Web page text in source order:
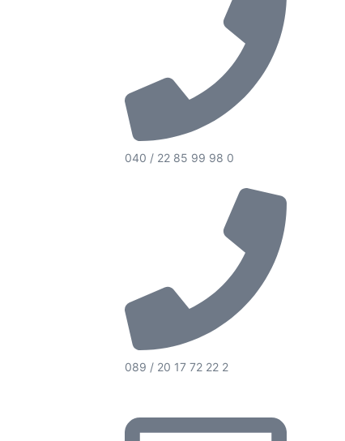
040 / 22 85 99 98 0
089 / 20 17 72 22 2